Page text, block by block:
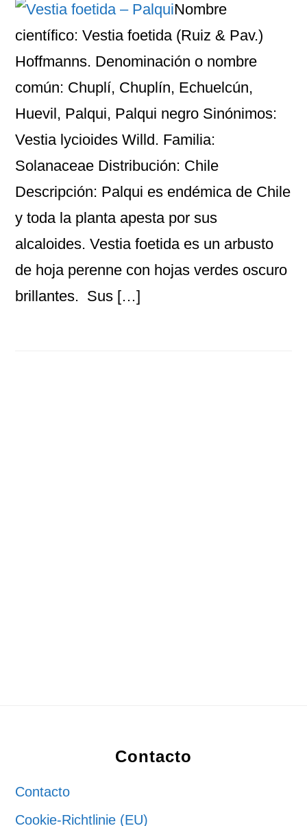
Nombre
científico: Vestia foetida (Ruiz & Pav.)
Hoffmanns. Denominación o nombre
común: Chuplí, Chuplín, Echuelcún,
Huevil, Palqui, Palqui negro Sinónimos:
Vestia lycioides Willd. Familia:
Solanaceae Distribución: Chile
Descripción: Palqui es endémica de Chile
y toda la planta apesta por sus
alcaloides. Vestia foetida es un arbusto
de hoja perenne con hojas verdes oscuro
brillantes. Sus […]
Contacto
Contacto
Cookie-Richtlinie (EU)